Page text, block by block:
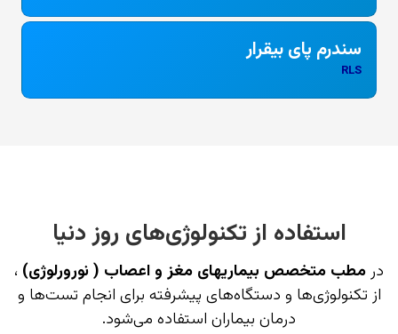
سندرم پای بیقرار
RLS
استفاده از تکنولوژی‌های روز دنیا
درمطب متخصص بیماریهای مغز و اعصاب ( نورورلوژی) ،
از تکنولوژی‌ها و دستگاه‌های پیشرفته برای انجام تست‌ها و
درمان بیماران استفاده می‌شود.